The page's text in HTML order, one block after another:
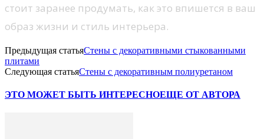
стоит заранее продумать, как это впишется в ваш
образ жизни и стиль интерьера.
Предыдущая статьяСтены с декоративными стыкованными
плитами
Следующая статьяСтены с декоративным полиуретаном
ЭТО МОЖЕТ БЫТЬ ИНТЕРЕСНОЕЩЕ ОТ АВТОРА